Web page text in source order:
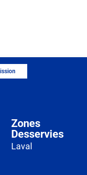
Zones
Desservies
Laval